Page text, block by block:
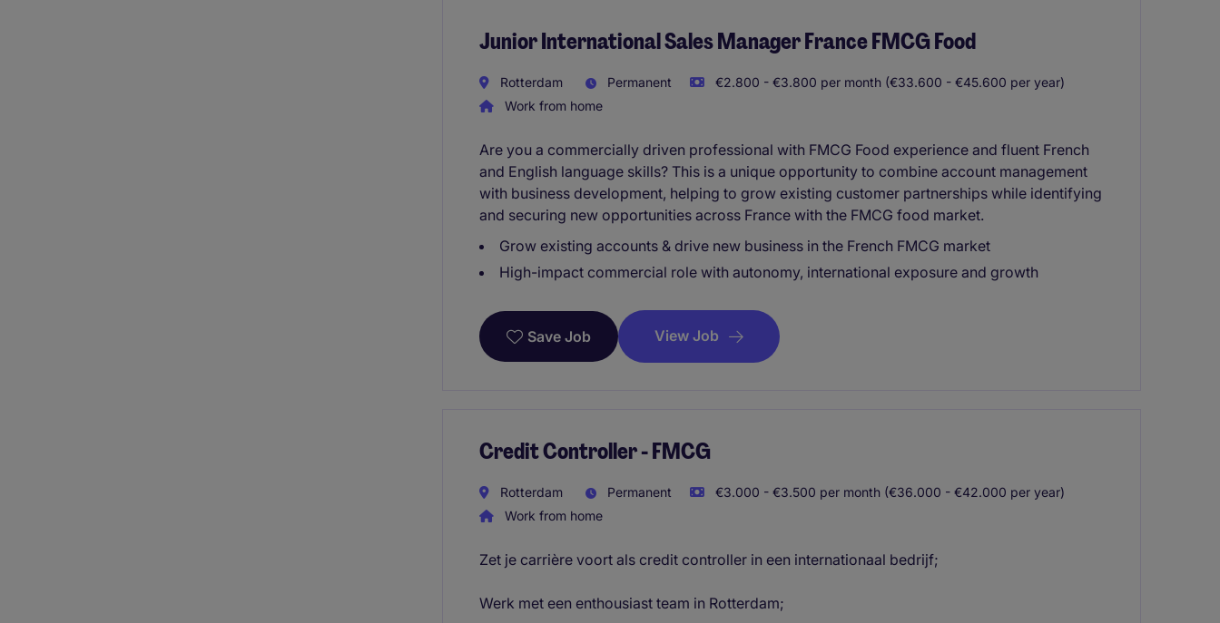
Junior International Sales Manager France FMCG Food
Rotterdam Permanent
€2.800 - €3.800 per month (€33.600 - €45.600 per year)
Work from home
Are you a commercially driven professional with FMCG Food experience and fluent French
and English language skills? This is a unique opportunity to combine account management
with business development, helping to grow existing customer partnerships while identifying
and securing new opportunities across France with the FMCG food market.
Grow existing accounts & drive new business in the French FMCG market
High-impact commercial role with autonomy, international exposure and growth
Save Job View Job
Credit Controller - FMCG
Rotterdam Permanent
€3.000 - €3.500 per month (€36.000 - €42.000 per year)
Work from home
Zet je carrière voort als credit controller in een internationaal bedrijf;
Werk met een enthousiast team in Rotterdam;